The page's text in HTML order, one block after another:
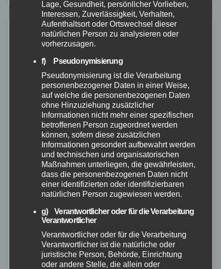
Mehrere Polizeieinsätze beim
Deichstadtfest in Neuwied – Zeugen
gesucht
13. JULI 2026
Lage, Gesundheit, persönlicher Vorlieben,
Interessen, Zuverlässigkeit, Verhalten,
Aufenthaltsort oder Ortswechsel dieser
natürlichen Person zu analysieren oder
vorherzusagen.
f) Pseudonymisierung
Pseudonymisierung ist die Verarbeitung
personenbezogener Daten in einer Weise,
auf welche die personenbezogenen Daten
ohne Hinzuziehung zusätzlicher
Informationen nicht mehr einer spezifischen
betroffenen Person zugeordnet werden
können, sofern diese zusätzlichen
Informationen gesondert aufbewahrt werden
und technischen und organisatorischen
Maßnahmen unterliegen, die gewährleisten,
dass die personenbezogenen Daten nicht
einer identifizierten oder identifizierbaren
natürlichen Person zugewiesen werden.
g) Verantwortlicher oder für die Verarbeitung
Verantwortlicher
Verantwortlicher oder für die Verarbeitung
Verantwortlicher ist die natürliche oder
juristische Person, Behörde, Einrichtung
oder andere Stelle, die allein oder